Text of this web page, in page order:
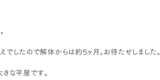
でしたので解体からは約5ヶ月。お待たせしました。
な平屋です。